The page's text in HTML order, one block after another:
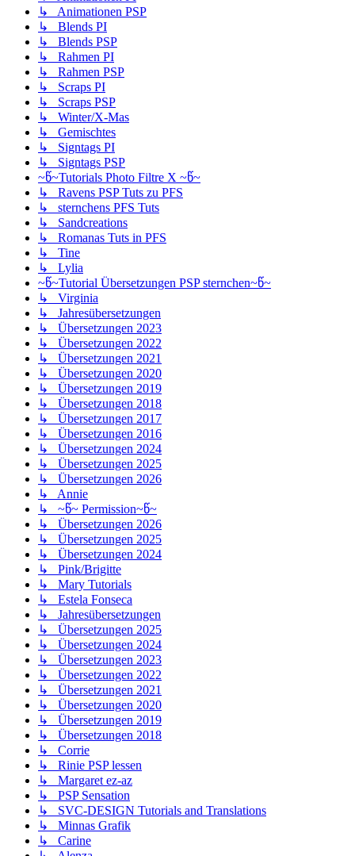
↳ Animationen PSP
↳ Blends PI
↳ Blends PSP
↳ Rahmen PI
↳ Rahmen PSP
↳ Scraps PI
↳ Scraps PSP
↳ Winter/X-Mas
↳ Gemischtes
↳ Signtags PI
↳ Signtags PSP
~წ~Tutorials Photo Filtre X ~წ~
↳ Ravens PSP Tuts zu PFS
↳ sternchens PFS Tuts
↳ Sandcreations
↳ Romanas Tuts in PFS
↳ Tine
↳ Lylia
~წ~Tutorial Übersetzungen PSP sternchen~წ~
↳ Virginia
↳ Jahresübersetzungen
↳ Übersetzungen 2023
↳ Übersetzungen 2022
↳ Übersetzungen 2021
↳ Übersetzungen 2020
↳ Übersetzungen 2019
↳ Übersetzungen 2018
↳ Übersetzungen 2017
↳ Übersetzungen 2016
↳ Übersetzungen 2024
↳ Übersetzungen 2025
↳ Übersetzungen 2026
↳ Annie
↳ ~წ~ Permission~წ~
↳ Übersetzungen 2026
↳ Übersetzungen 2025
↳ Übersetzungen 2024
↳ Pink/Brigitte
↳ Mary Tutorials
↳ Estela Fonseca
↳ Jahresübersetzungen
↳ Übersetzungen 2025
↳ Übersetzungen 2024
↳ Übersetzungen 2023
↳ Übersetzungen 2022
↳ Übersetzungen 2021
↳ Übersetzungen 2020
↳ Übersetzungen 2019
↳ Übersetzungen 2018
↳ Corrie
↳ Rinie PSP lessen
↳ Margaret ez-az
↳ PSP Sensation
↳ SVC-DESIGN Tutorials and Translations
↳ Minnas Grafik
↳ Carine